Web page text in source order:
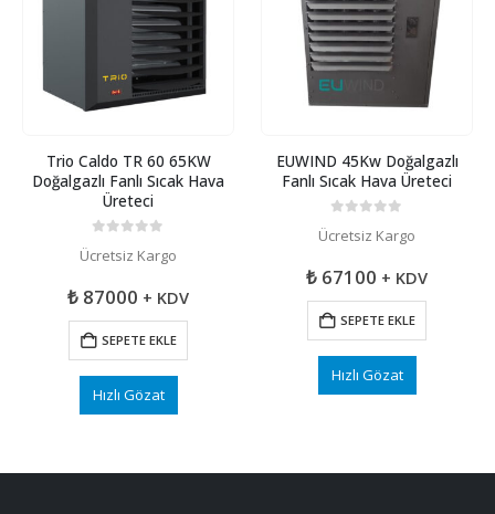
Trio Caldo TR 60 65KW
Doğalgazlı Fanlı Sıcak Hava
Üreteci
Ücretsiz Kargo
₺ 87000 + KDV
SEPETE EKLE
Hızlı Gözat
EUWIND 45Kw Doğalgazlı
Fanlı Sıcak Hava Üreteci
Ücretsiz Kargo
₺ 67100 + KDV
SEPETE EKLE
Hızlı Gözat